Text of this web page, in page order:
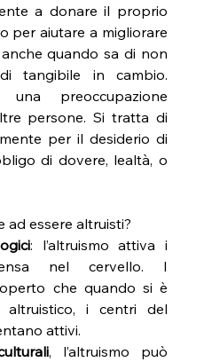
a donare il proprio
per aiutare a migliorare
quando sa di non
tangibile in cambio.
una preoccupazione
persone. Si tratta di
per il desiderio di
di dovere, lealtà, o
ad essere altruisti?
: l’altruismo attiva i
nel cervello. I
che quando si è
i centri del
attivi.
, l’altruismo può